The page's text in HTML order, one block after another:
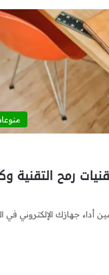
رمح التقنية
أداء جهازك الإلكتروني في